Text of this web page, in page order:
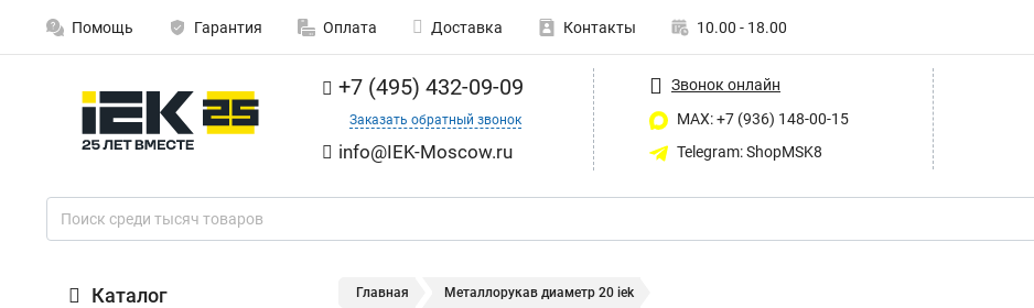
Помощь Гарантия Оплата Доставка Контакты 10.00 - 18.00
+7 (495) 432-09-09
Заказать обратный звонок
info@IEK-Moscow.ru
Звонок онлайн
MAX: +7 (936) 148-00-15
Telegram: ShopMSK8
Каталог Главная Металлорукав диаметр 20 iek